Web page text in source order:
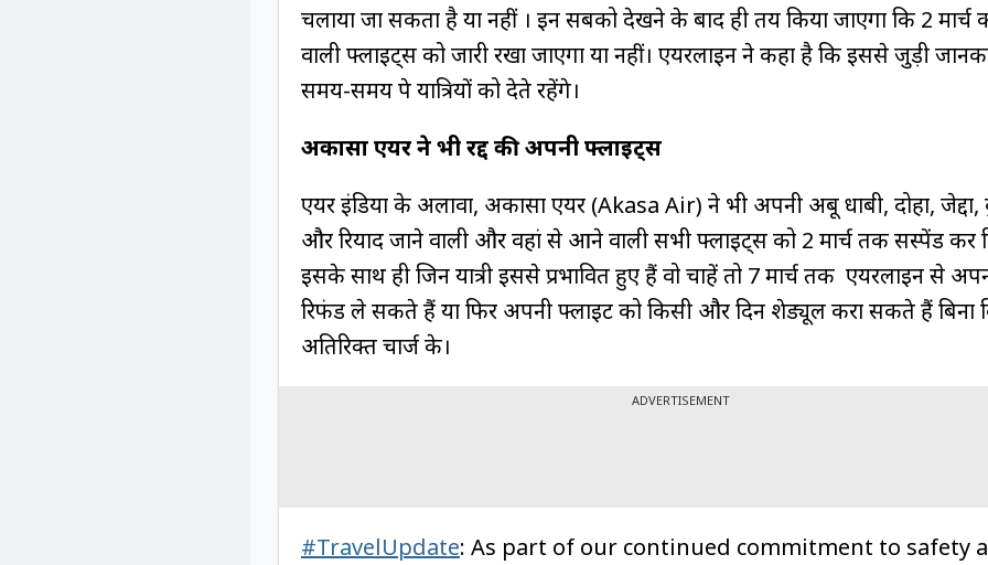
चलाया जा सकता है या नहीं । इन सबको देखने के बाद ही तय किया जाएगा कि 2 मार्च
वाली फ्लाइट्स को जारी रखा जाएगा या नहीं। एयरलाइन ने कहा है कि इससे जुड़ी
समय-समय पे यात्रियों को देते रहेंगे।
अकासा एयर ने भी रद्द की अपनी फ्लाइट्स
एयर इंडिया के अलावा, अकासा एयर (Akasa Air) ने भी अपनी अबू धाबी, दोहा,
और रियाद जाने वाली और वहां से आने वाली सभी फ्लाइट्स को 2 मार्च तक सस्पेंड कर
इसके साथ ही जिन यात्री इससे प्रभावित हुए हैं वो चाहें तो 7 मार्च तक एयरलाइन से
रिफंड ले सकते हैं या फिर अपनी फ्लाइट को किसी और दिन शेड्यूल करा सकते हैं बिना
अतिरिक्त चार्ज के।
ADVERTISEMENT
#TravelUpdate: As part of our continued commitment to safety